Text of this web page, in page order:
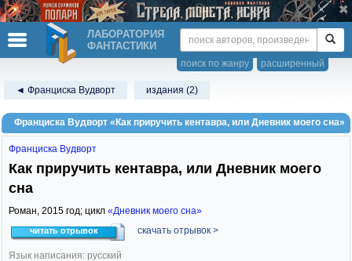
ЛАБОРАТОРИЯ
ФАНТАСТИКИ
расширенный
поиск по жанру
◄ Франциска Вудворт издания (2)
Франциска Вудворт «Как приручить кентавра, или Дневник моего сна»
Франциска Вудворт
Как приручить кентавра, или Дневник моего
сна
Роман, 2015 год; цикл «Дневник моего сна»
читать отрывок скачать отрывок >
Язык написания: русский